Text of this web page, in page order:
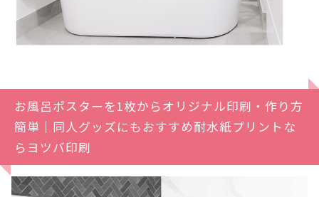
お風呂ポスターを1枚からオリジナル印刷・作り方
簡単｜同人グッズにもおすすめ耐水紙プリントな
らヨツバ印刷